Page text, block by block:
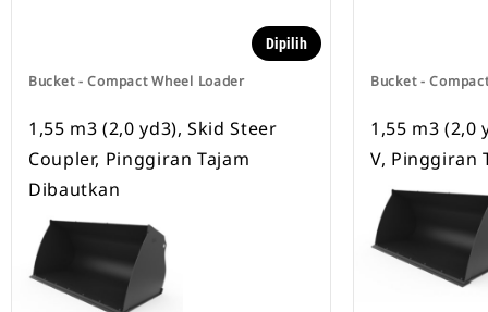
Bucket - Compact Wheel Loader
Dipilih
1,55 m3 (2,0 yd3), Skid Steer
Coupler, Pinggiran Tajam
Dibautkan
Bucket -
1,55 m3 (2,0
V, Pinggiran